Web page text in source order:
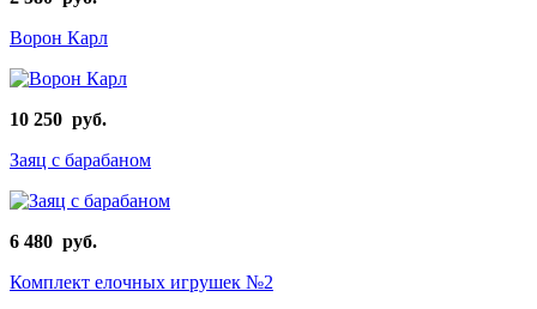
Ворон Карл
10 250 руб.
Заяц с барабаном
6 480 руб.
Комплект елочных игрушек №2